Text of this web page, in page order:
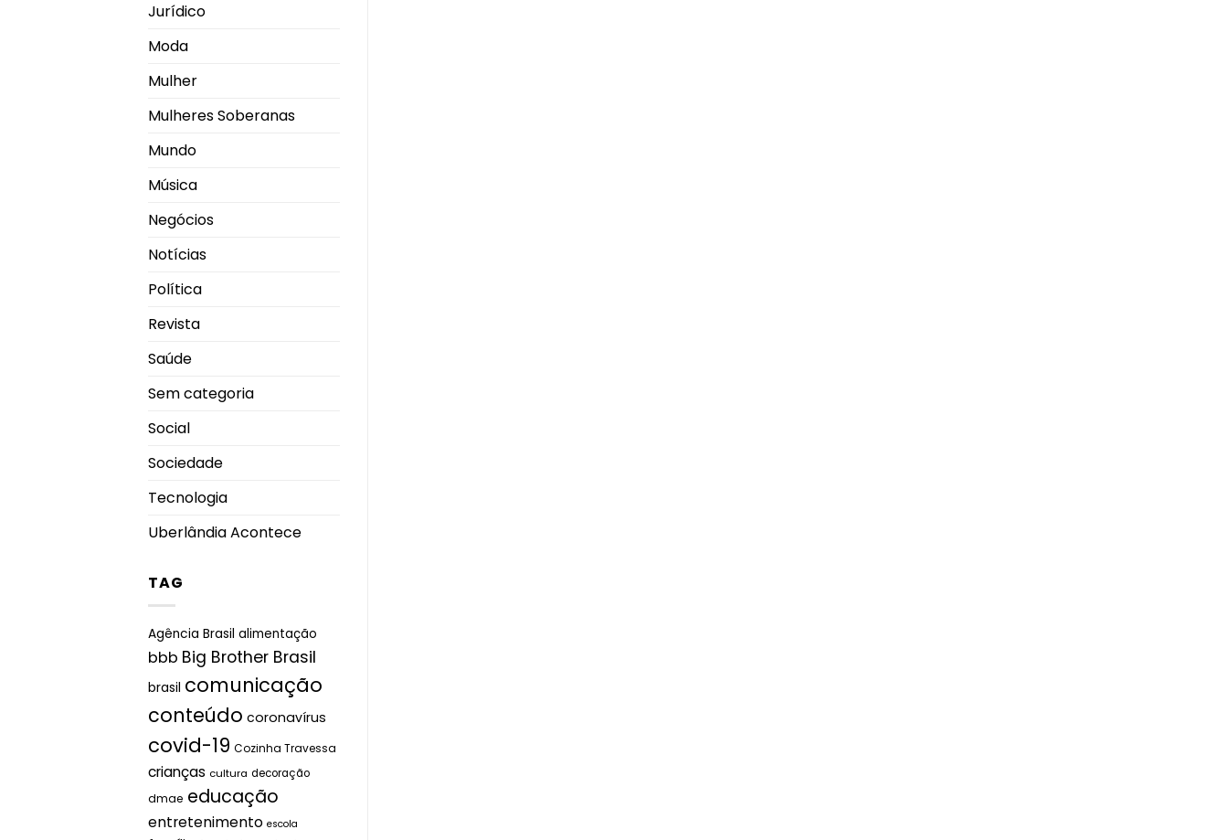
Jurídico
Moda
Mulher
Mulheres Soberanas
Mundo
Música
Negócios
Notícias
Política
Revista
Saúde
Sem categoria
Social
Sociedade
Tecnologia
Uberlândia Acontece
TAG
Agência Brasil alimentação
bbb Big Brother Brasil
brasil comunicação
conteúdo coronavírus
covid-19 Cozinha Travessa
crianças cultura decoração
dmae educação
entretenimento escola